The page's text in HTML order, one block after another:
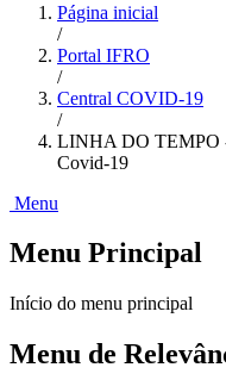
Página inicial
/
Portal IFRO
/
Central COVID-19
/
LINHA DO TEMPO
Covid-19
Menu
Menu Principal
Início do menu principal
Menu de